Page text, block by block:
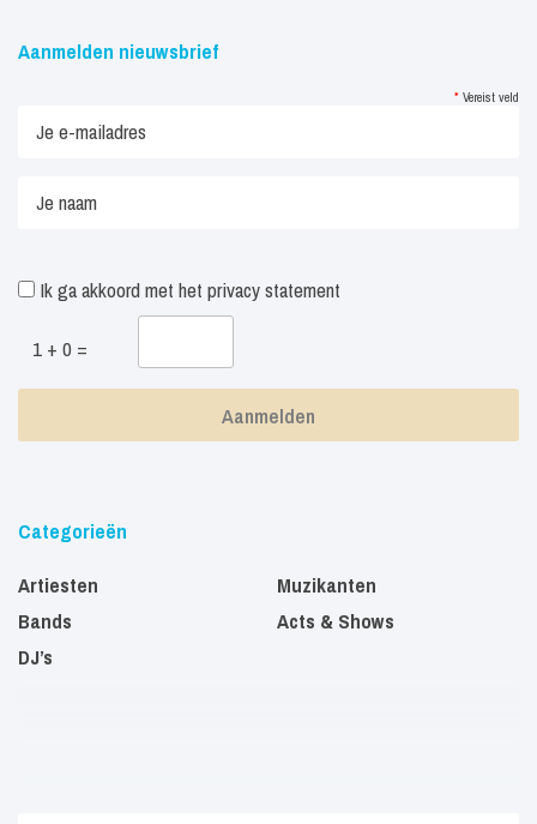
Aanmelden nieuwsbrief
* Vereist veld
Ik ga akkoord met het privacy statement
1 + 0 =
Categorieën
Artiesten
Bands
DJ’s
Muzikanten
Acts & Shows